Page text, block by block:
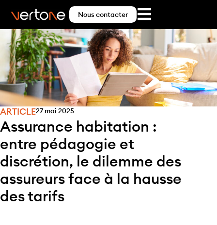
Nous contacter
ARTICLE27 mai 2025
Assurance habitation :
entre pédagogie et
discrétion, le dilemme des
assureurs face à la hausse
des tarifs